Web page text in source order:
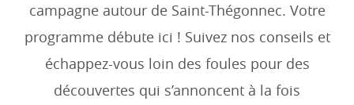
campagne autour de Saint-Thégonnec. Votre
programme débute ici ! Suivez nos conseils et
échappez-vous loin des foules pour des
découvertes qui s’annoncent à la fois